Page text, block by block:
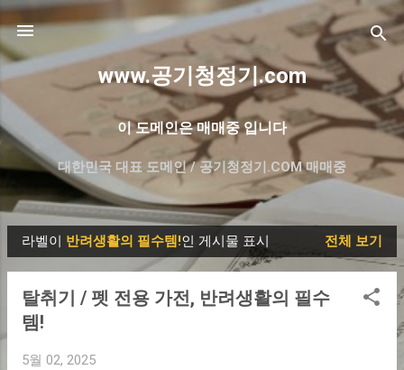
기본 콘텐츠로 건너뛰기
www.공기청정기.com
이 도메인은 매매중 입니다
대한민국 대표 도메인 / 공기청정기.COM 매매중
더보기… 프리미엄 한글 도메인 매매- 대방출
글
라벨이 반려생활의 필수템!인 게시물 표시 전체 보기
탈취기 / 펫 전용 가전, 반려생활의 필수
템!
5월 02, 2025